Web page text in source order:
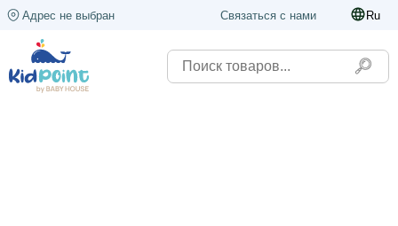
Адрес не выбран Связаться с нами Ru